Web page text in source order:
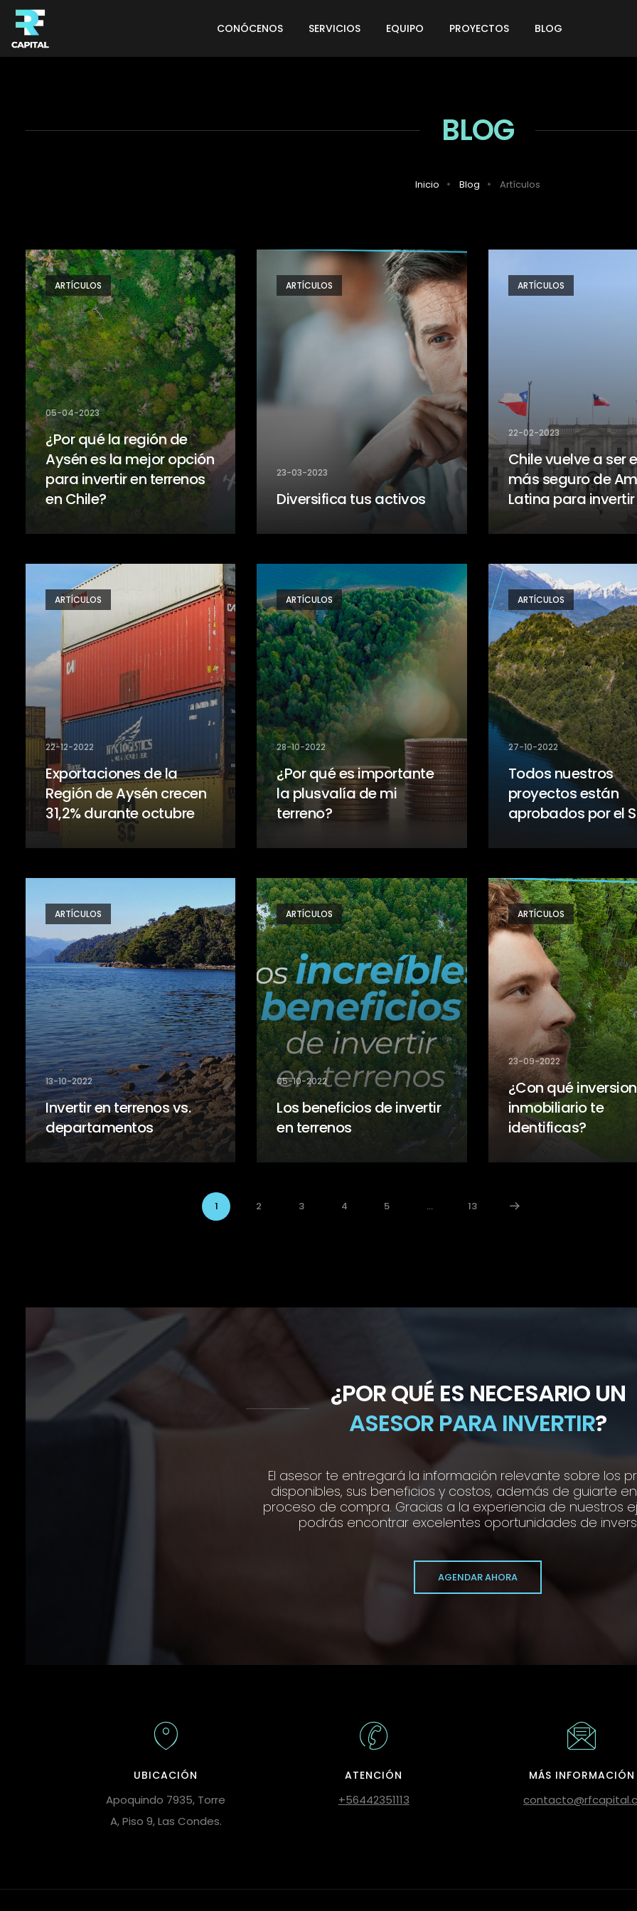
CONÓCENOS SERVICIOS EQUIPO PROYECTOS BLOG
BLOG
Inicio Blog Artículos
ARTÍCULOS
05-04-2023
¿Por qué la región de
Aysén es la mejor opción
para invertir en terrenos
en Chile?
ARTÍCULOS
23-03-2023
Diversifica tus activos
ARTÍCULOS
22-02-2023
Chile vuelve a ser
más seguro de
Latina para invertir
ARTÍCULOS
22-12-2022
Exportaciones de la
Región de Aysén crecen
31,2% durante octubre
ARTÍCULOS
28-10-2022
¿Por qué es importante
la plusvalía de mi
terreno?
ARTÍCULOS
27-10-2022
Todos nuestros
proyectos están
aprobados por el
ARTÍCULOS
13-10-2022
Invertir en terrenos vs.
departamentos
ARTÍCULOS
05-10-2022
Los beneficios de invertir
en terrenos
ARTÍCULOS
23-09-2022
¿Con qué
inmobiliario te
identificas?
1 2 3 4 5 ... 13
¿POR QUÉ ES NECESARIO UN
ASESOR PARA INVERTIR?
El asesor te entregará la información relevante sobre los
disponibles, sus beneficios y costos, además de guiarte
proceso de compra. Gracias a la experiencia de nuestros
podrás encontrar excelentes oportunidades de
AGENDAR AHORA
UBICACIÓN
Apoquindo 7935, Torre
A, Piso 9, Las Condes.
ATENCIÓN
+56442351113
MÁS INFORMACIÓN